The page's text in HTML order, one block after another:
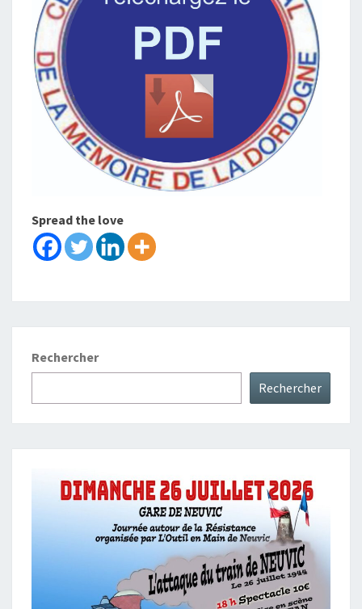
Spread the love
Rechercher
Rechercher